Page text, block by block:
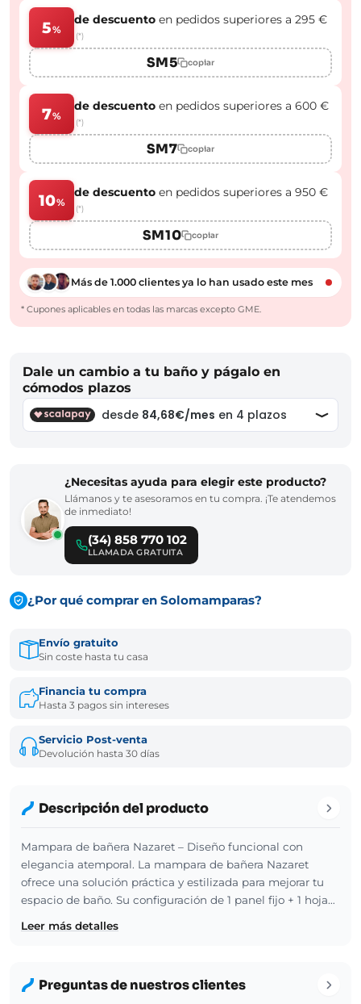
5%
de descuento en pedidos superiores a 295 €
(*)
SM5 copiar
7%
de descuento en pedidos superiores a 600 €
(*)
SM7 copiar
10%
de descuento en pedidos superiores a 950 €
(*)
SM10 copiar
Más de 1.000 clientes ya lo han usado este mes
* Cupones aplicables en todas las marcas excepto GME.
Dale un cambio a tu baño y págalo en
cómodos plazos
¿Necesitas ayuda para elegir este producto?
Llámanos y te asesoramos en tu compra. ¡Te atendemos
de inmediato!
(34) 858 770 102
LLAMADA GRATUITA
¿Por qué comprar en Solomamparas?
Envío gratuito
Sin coste hasta tu casa
Financia tu compra
Hasta 3 pagos sin intereses
Servicio Post-venta
Devolución hasta 30 días
Descripción del producto
Mampara de bañera Nazaret – Diseño funcional con
elegancia atemporal. La mampara de bañera Nazaret
ofrece una solución práctica y estilizada para mejorar tu
espacio de baño. Su configuración de 1 panel fijo + 1 hoja…
Leer más detalles
Preguntas de nuestros clientes